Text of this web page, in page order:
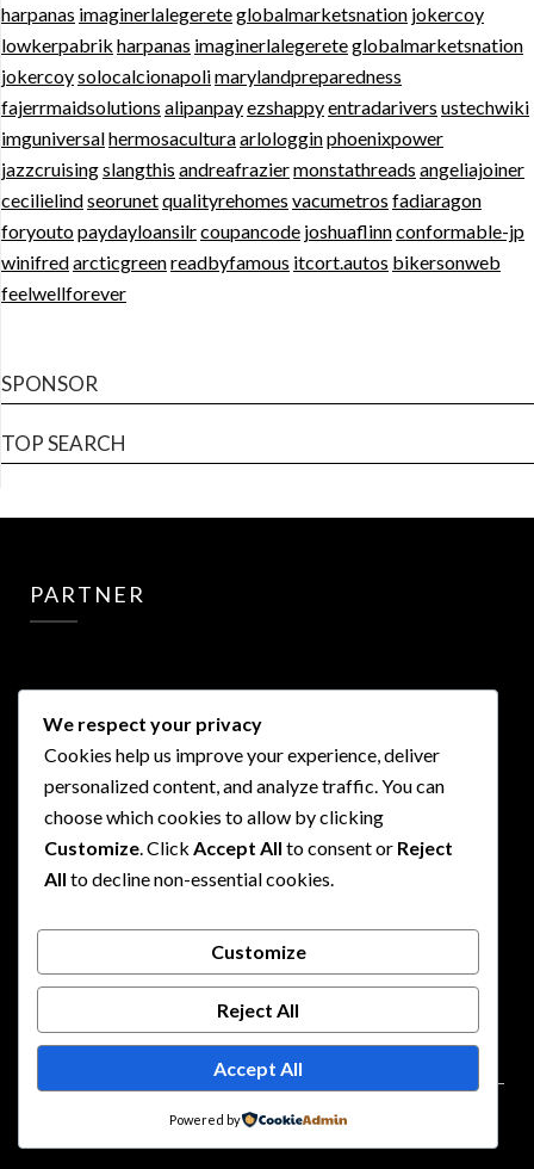
harpanas imaginerlalegereteglobalmarketsnation jokercoy
lowkerpabrik harpanas imaginerlalegereteglobalmarketsnation
jokercoysolocalcionapolimarylandpreparedness
fajerrmaidsolutions alipanpayezshappyentradarivers ustechwiki
imguniversalhermosaculturaarlologginphoenixpower
jazzcruisingslangthis andreafraziermonstathreads angeliajoiner
cecilielindseorunetqualityrehomes vacumetros fadiaragon
foryoutopaydayloansilrcoupancode joshuaflinnconformable-jp
winifredarcticgreenreadbyfamous itcort.autos bikersonweb
feelwellforever
SPONSOR
TOP SEARCH
PARTNER
PARTNER
PARTNER
©2026 IMGUNIVERSAL| Design:Newspaperly
We respect your privacy
Cookies help us improve your experience, deliver
personalized content, and analyze traffic. You can
choose which cookies to allow by clicking
Customize . Click Accept All to consent or Reject
All to decline non-essential cookies.
Customize
Reject All
Accept All
Powered by